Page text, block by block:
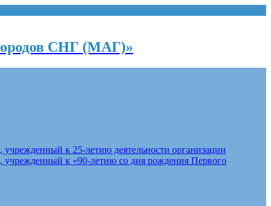
СНГ (МАГ)»
к 25-летию деятельности организации
к «90-летию со дня рождения Первого